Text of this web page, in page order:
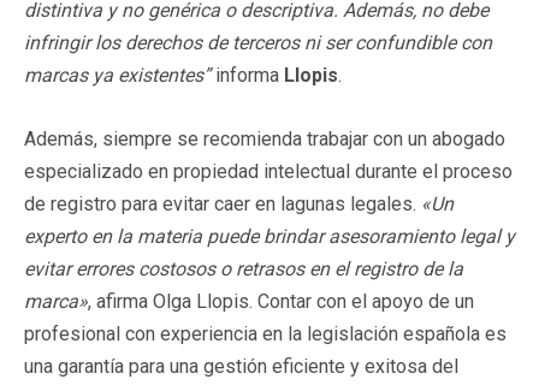
distintiva y no genérica o descriptiva. Además, no debe
infringir los derechos de terceros ni ser confundible con
marcas ya existentes”informa Llopis.
Además, siempre se recomienda trabajar con un abogado
especializado en propiedad intelectual durante el proceso
de registro para evitar caer en lagunas legales. «Un
experto en la materia puede brindar asesoramiento legal y
evitar errores costosos o retrasos en el registro de la
marca», afirma Olga Llopis. Contar con el apoyo de un
profesional con experiencia en la legislación española es
una garantía para una gestión eficiente y exitosa del